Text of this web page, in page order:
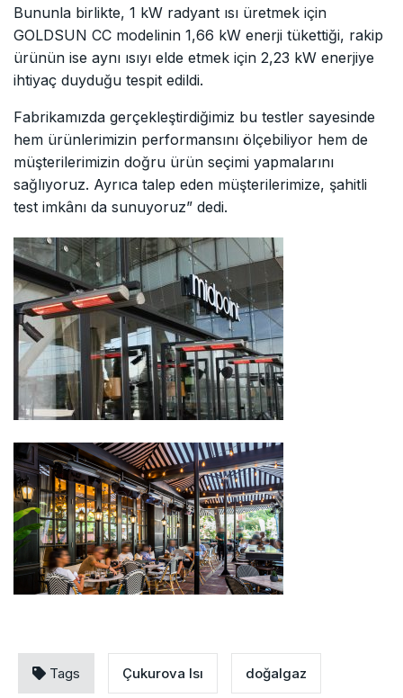
Bununla birlikte, 1 kW radyant ısı üretmek için
GOLDSUN CC modelinin 1,66 kW enerji tükettiği, rakip
ürünün ise aynı ısıyı elde etmek için 2,23 kW enerjiye
ihtiyaç duyduğu tespit edildi.
Fabrikamızda gerçekleştirdiğimiz bu testler sayesinde
hem ürünlerimizin performansını ölçebiliyor hem de
müşterilerimizin doğru ürün seçimi yapmalarını
sağlıyoruz. Ayrıca talep eden müşterilerimize, şahitli
test imkânı da sunuyoruz” dedi.
Tags Çukurova Isı doğalgaz